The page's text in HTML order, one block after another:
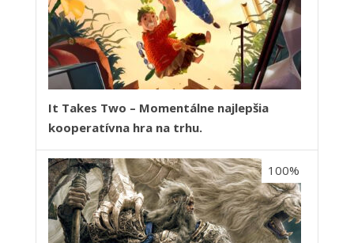
It Takes Two – Momentálne najlepšia
kooperatívna hra na trhu.
100%